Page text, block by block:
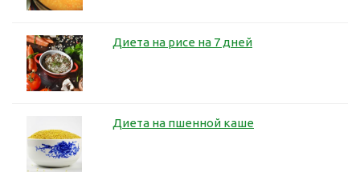
Диета на рисе на 7 дней
Диета на пшенной каше